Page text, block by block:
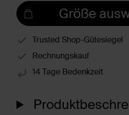
Größe
Trusted Shop-Gütesiegel
Rechnungskauf
14 Tage Bedenkzeit